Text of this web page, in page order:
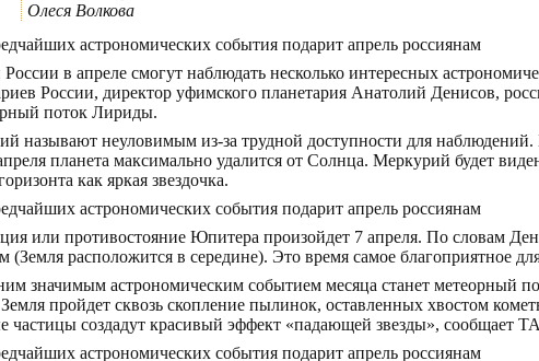
Олеся Волкова
в апреле смогут наблюдать несколько интересных
России, директор уфимского планетария Анатолий Денисов,
поток Лириды.
называют неуловимым из-за трудной доступности для
планета максимально удалится от Солнца. Меркурий будет
как яркая звездочка.
или противостояние Юпитера произойдет 7 апреля. По словам
(Земля расположится в середине). Это время самое благоприятное
значимым астрономическим событием месяца станет метеорный
пройдет сквозь скопление пылинок, оставленных хвостом
частицы создадут красивый эффект «падающей звезды», сообщает